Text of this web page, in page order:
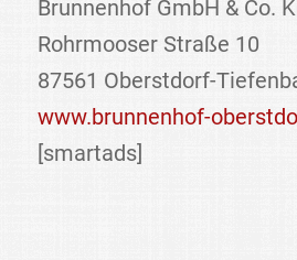
Brunnenhof GmbH & Co.
Rohrmooser Straße 10
87561 Oberstdorf-
www.brunnenhof-
[smartads]